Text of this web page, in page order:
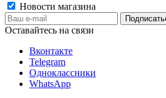
Новости магазина
Оставайтесь на связи
Вконтакте
Telegram
Одноклассники
WhatsApp